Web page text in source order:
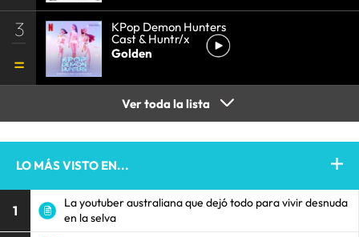
3 KPop Demon Hunters
Cast & Huntr/x
Golden
Ver toda la lista
LO MÁS VISTO EN...
1
La youtuber australiana que dejó todo para vivir desnuda
en la selva